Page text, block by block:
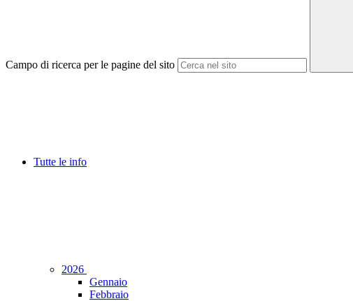
Campo di ricerca per le pagine del sito
Tutte le info
2026
Gennaio
Febbraio